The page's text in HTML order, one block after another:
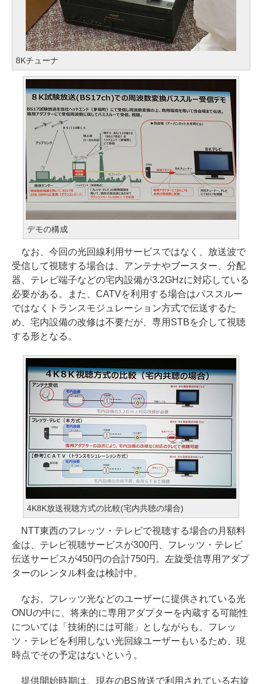
8Kチューナ
デモの構成
なお、今回の光回線利用サービスではなく、放送波で
受信して視聴する場合は、アンテナやブースター、分配
器、テレビ端子などの宅内設備が3.2GHzに対応している
必要がある。また、CATVを利用する場合はパススルー
ではなくトランスモジュレーション方式で伝送するた
め、宅内設備の改修は不要だが、専用STBを介して視聴
する形となる。
4K8K放送視聴方式の比較(宅内共聴の場合)
NTT東西のフレッツ・テレビで視聴する場合の月額料
金は、テレビ視聴サービスが300円、フレッツ・テレビ
伝送サービスが450円の合計750円。左旋受信専用アダプ
ターのレンタル料金は検討中。
なお、フレッツ光などのユーザーに提供されている光
ONUの中に、将来的に専用アダプターを内蔵する可能性
については「技術的には可能」としながらも、フレッ
ツ・テレビを利用しない光回線ユーザーもいるため、現
時点でその予定はないという。
提供開始時期は、現在のBS放送で利用されている右旋